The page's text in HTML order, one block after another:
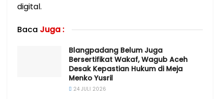
digital.
Baca Juga :
Blangpadang Belum Juga
Bersertifikat Wakaf, Wagub Aceh
Desak Kepastian Hukum di Meja
Menko Yusril
24 JULI 2026